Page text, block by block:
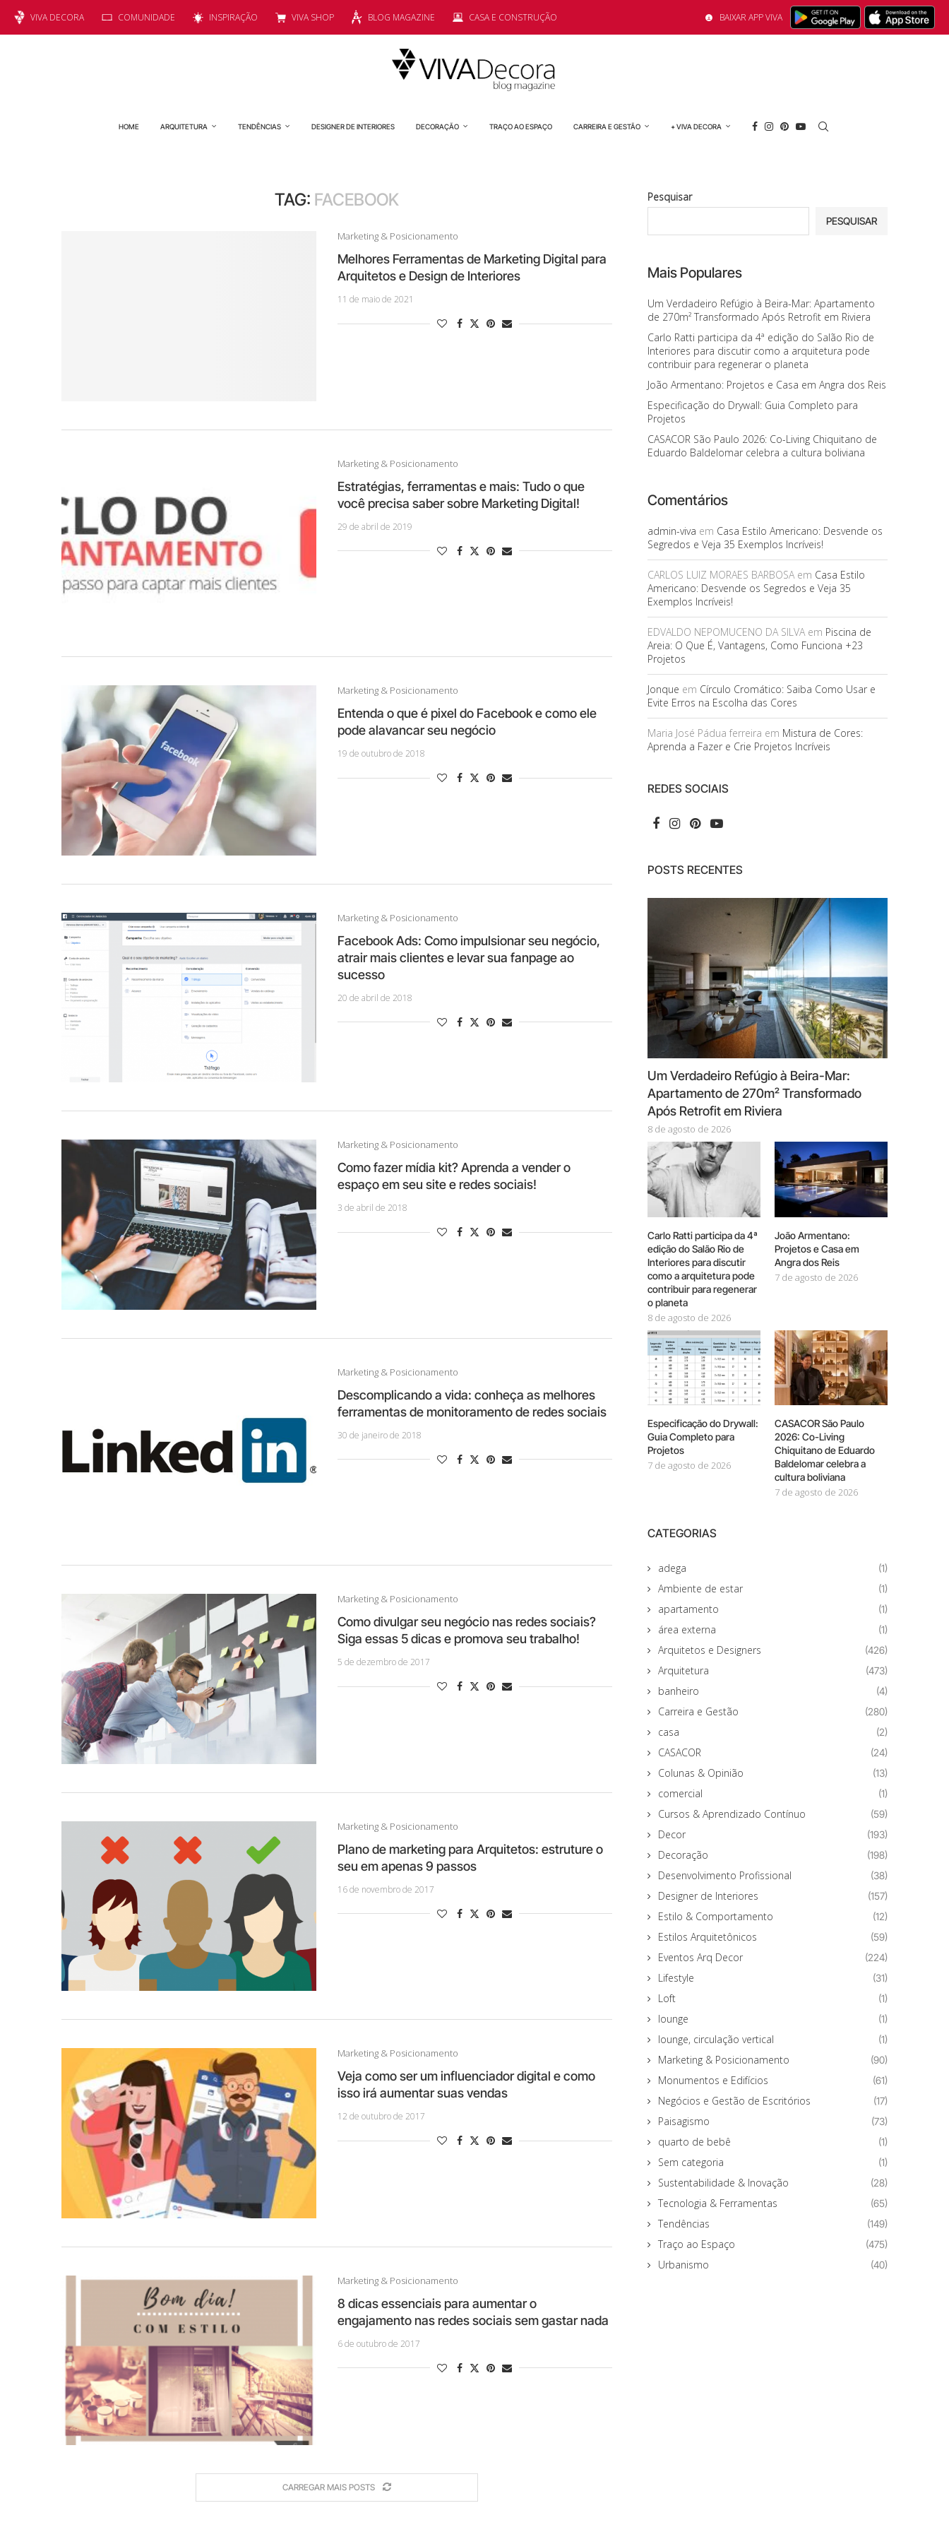
VIVA DECORA COMUNIDADE INSPIRAÇÃO VIVA SHOP BLOG MAGAZINE CASA E CONSTRUÇÃO BAIXAR APP VIVA
HOME ARQUITETURA TENDÊNCIAS DESIGNER DE INTERIORES DECORAÇÃO TRAÇO AO ESPAÇO CARREIRA E GESTÃO + VIVA DECORA
TAG: FACEBOOK
Marketing & Posicionamento
Melhores Ferramentas de Marketing Digital para
Arquitetos e Design de Interiores
11 de maio de 2021
Marketing & Posicionamento
Estratégias, ferramentas e mais: Tudo o que
você precisa saber sobre Marketing Digital!
29 de abril de 2019
Marketing & Posicionamento
Entenda o que é pixel do Facebook e como ele
pode alavancar seu negócio
19 de outubro de 2018
Marketing & Posicionamento
Facebook Ads: Como impulsionar seu negócio,
atrair mais clientes e levar sua fanpage ao
sucesso
20 de abril de 2018
Marketing & Posicionamento
Como fazer mídia kit? Aprenda a vender o
espaço em seu site e redes sociais!
3 de abril de 2018
Marketing & Posicionamento
Descomplicando a vida: conheça as melhores
ferramentas de monitoramento de redes sociais
30 de janeiro de 2018
Marketing & Posicionamento
Como divulgar seu negócio nas redes sociais?
Siga essas 5 dicas e promova seu trabalho!
5 de dezembro de 2017
Marketing & Posicionamento
Plano de marketing para Arquitetos: estruture o
seu em apenas 9 passos
16 de novembro de 2017
Marketing & Posicionamento
Veja como ser um influenciador digital e como
isso irá aumentar suas vendas
12 de outubro de 2017
Marketing & Posicionamento
8 dicas essenciais para aumentar o
engajamento nas redes sociais sem gastar nada
6 de outubro de 2017
CARREGAR MAIS POSTS
Pesquisar
PESQUISAR
Mais Populares
Um Verdadeiro Refúgio à Beira-Mar: Apartamento
de 270m² Transformado Após Retrofit em Riviera
Carlo Ratti participa da 4ª edição do Salão Rio de
Interiores para discutir como a arquitetura pode
contribuir para regenerar o planeta
João Armentano: Projetos e Casa em Angra dos Reis
Especificação do Drywall: Guia Completo para
Projetos
CASACOR São Paulo 2026: Co-Living Chiquitano de
Eduardo Baldelomar celebra a cultura boliviana
Comentários
admin-viva em Casa Estilo Americano: Desvende os
Segredos e Veja 35 Exemplos Incríveis!
CARLOS LUIZ MORAES BARBOSAem Casa Estilo
Americano: Desvende os Segredos e Veja 35
Exemplos Incríveis!
EDVALDO NEPOMUCENO DA SILVAem Piscina de
Areia: O Que É, Vantagens, Como Funciona +23
Projetos
Jonque em Círculo Cromático: Saiba Como Usar e
Evite Erros na Escolha das Cores
Maria José Pádua ferreira em Mistura de Cores:
Aprenda a Fazer e Crie Projetos Incríveis
REDES SOCIAIS
POSTS RECENTES
Um Verdadeiro Refúgio à Beira-Mar:
Apartamento de 270m² Transformado
Após Retrofit em Riviera
8 de agosto de 2026
Carlo Ratti participa da 4ª
edição do Salão Rio de
Interiores para discutir
como a arquitetura pode
contribuir para regenerar
o planeta
8 de agosto de 2026
João Armentano:
Projetos e Casa em
Angra dos Reis
7 de agosto de 2026
Especificação do Drywall:
Guia Completo para
Projetos
7 de agosto de 2026
CASACOR São Paulo
2026: Co-Living
Chiquitano de Eduardo
Baldelomar celebra a
cultura boliviana
7 de agosto de 2026
CATEGORIAS
adega (1)
Ambiente de estar (1)
apartamento (1)
área externa (1)
Arquitetos e Designers (426)
Arquitetura (473)
banheiro (4)
Carreira e Gestão (280)
casa (2)
CASACOR (24)
Colunas & Opinião (13)
comercial (1)
Cursos & Aprendizado Contínuo (59)
Decor (193)
Decoração (198)
Desenvolvimento Profissional (38)
Designer de Interiores (157)
Estilo & Comportamento (12)
Estilos Arquitetônicos (59)
Eventos Arq Decor (224)
Lifestyle (31)
Loft (1)
lounge (1)
lounge, circulação vertical (1)
Marketing & Posicionamento (90)
Monumentos e Edifícios (61)
Negócios e Gestão de Escritórios (17)
Paisagismo (73)
quarto de bebê (1)
Sem categoria (1)
Sustentabilidade & Inovação (28)
Tecnologia & Ferramentas (65)
Tendências (149)
Traço ao Espaço (475)
Urbanismo (40)